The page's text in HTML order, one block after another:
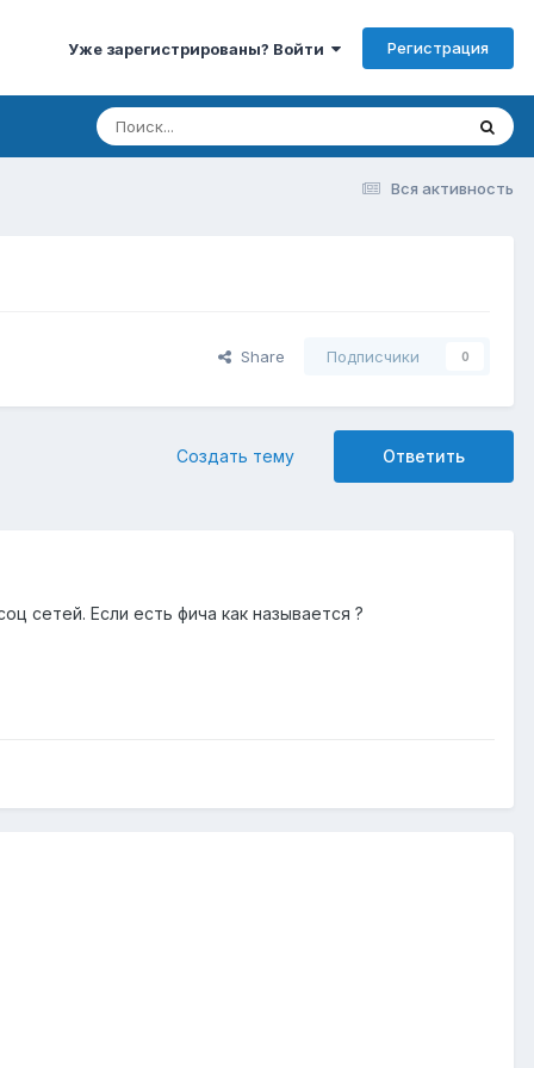
Уже зарегистрированы? Войти Регистрация
Вся активность
Share Подписчики 0
Ответить
Создать тему
сетей. Если есть фича как называется ?